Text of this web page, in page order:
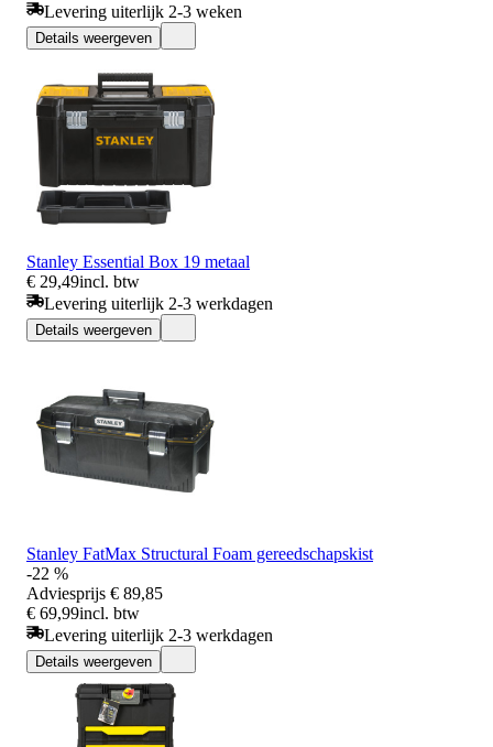
Levering uiterlijk 2-3 weken
Details weergeven
Stanley Essential Box 19 metaal
€ 29,49incl. btw
Levering uiterlijk 2-3 werkdagen
Details weergeven
Stanley FatMax Structural Foam gereedschapskist
-22 %
Adviesprijs € 89,85
€ 69,99incl. btw
Levering uiterlijk 2-3 werkdagen
Details weergeven